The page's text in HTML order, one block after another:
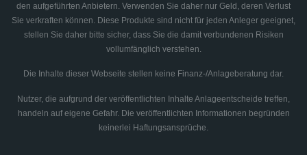
den aufgeführten Anbietern. Verwenden Sie daher nur Geld, deren Verlust
Sie verkraften können. Diese Produkte sind nicht für jeden Anleger geeignet,
stellen Sie daher bitte sicher, dass Sie die damit verbundenen Risiken
vollumfänglich verstehen.
Die Inhalte dieser Webseite stellen keine Finanz-/Anlageberatung dar.
Nutzer, die aufgrund der veröffentlichten Inhalte Anlageentscheide treffen,
handeln auf eigene Gefahr. Die veröffentlichten Informationen begründen
keinerlei Haftungsansprüche.